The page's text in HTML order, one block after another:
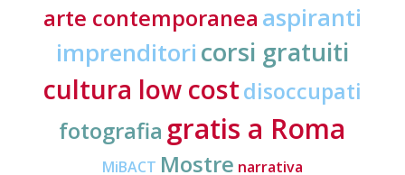
arte contemporanea aspiranti
imprenditori corsi gratuiti
cultura low costdisoccupati
fotografia gratis a Roma
MiBACT Mostre narrativa